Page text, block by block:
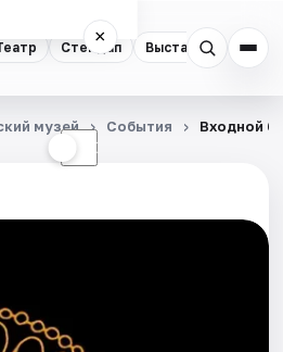
Стендап Выставки
×
☾
музей События Входной